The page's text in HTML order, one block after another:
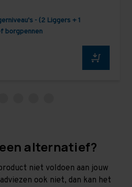
- (2 Liggers + 1
borgpennen
alternatief?
niet voldoen aan jouw
ook niet, dan kan het